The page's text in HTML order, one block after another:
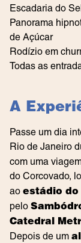
Escadaria do
Panorama
de Açúcar
Rodízio em
Todas as
A
Passe um dia
Rio de Janeiro
com uma
do Corcovado,
ao estádio do
pelo
Catedral
Depois de um